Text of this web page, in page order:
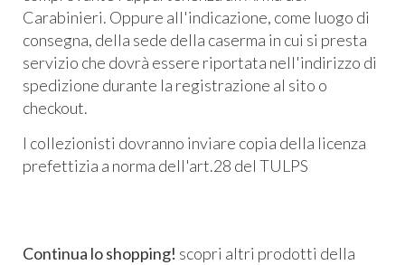
Carabinieri. Oppure all'indicazione, come luogo di
consegna, della sede della caserma in cui si presta
servizio che dovrà essere riportata nell'indirizzo di
spedizione durante la registrazione al sito o
checkout.
I collezionisti dovranno inviare copia della licenza
prefettizia a norma dell'art.28 del TULPS
Continua lo shopping! scopri altri prodotti della